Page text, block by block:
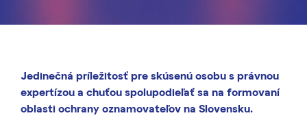
Jedinečná príležitosť pre skúsenú osobu s právnou
expertízou a chuťou spolupodieľať sa na formovaní
oblasti ochrany oznamovateľov na Slovensku.